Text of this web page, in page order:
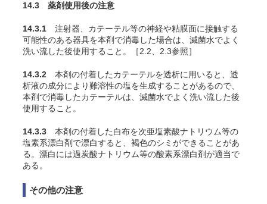
14.3 薬剤使用後の注意
14.3.1 注射器、カテーテル等の神経や粘膜面に接触する
可能性のある器具を本剤で消毒した場合は、滅菌水でよく
洗い流した後使用すること。［2.2、2.3参照］
14.3.2 本剤の付着したカテーテルを透析に用いると、透
析液の成分により難溶性の塩を生成することがあるので、
本剤で消毒したカテーテルは、滅菌水でよく洗い流した後
使用すること。
14.3.3 本剤の付着した白布を次亜塩素酸ナトリウム等の
塩素系漂白剤で漂白すると、褐色のシミができることがあ
る。漂白には過炭酸ナトリウム等の酸素系漂白剤が適当で
ある。
その他の注意